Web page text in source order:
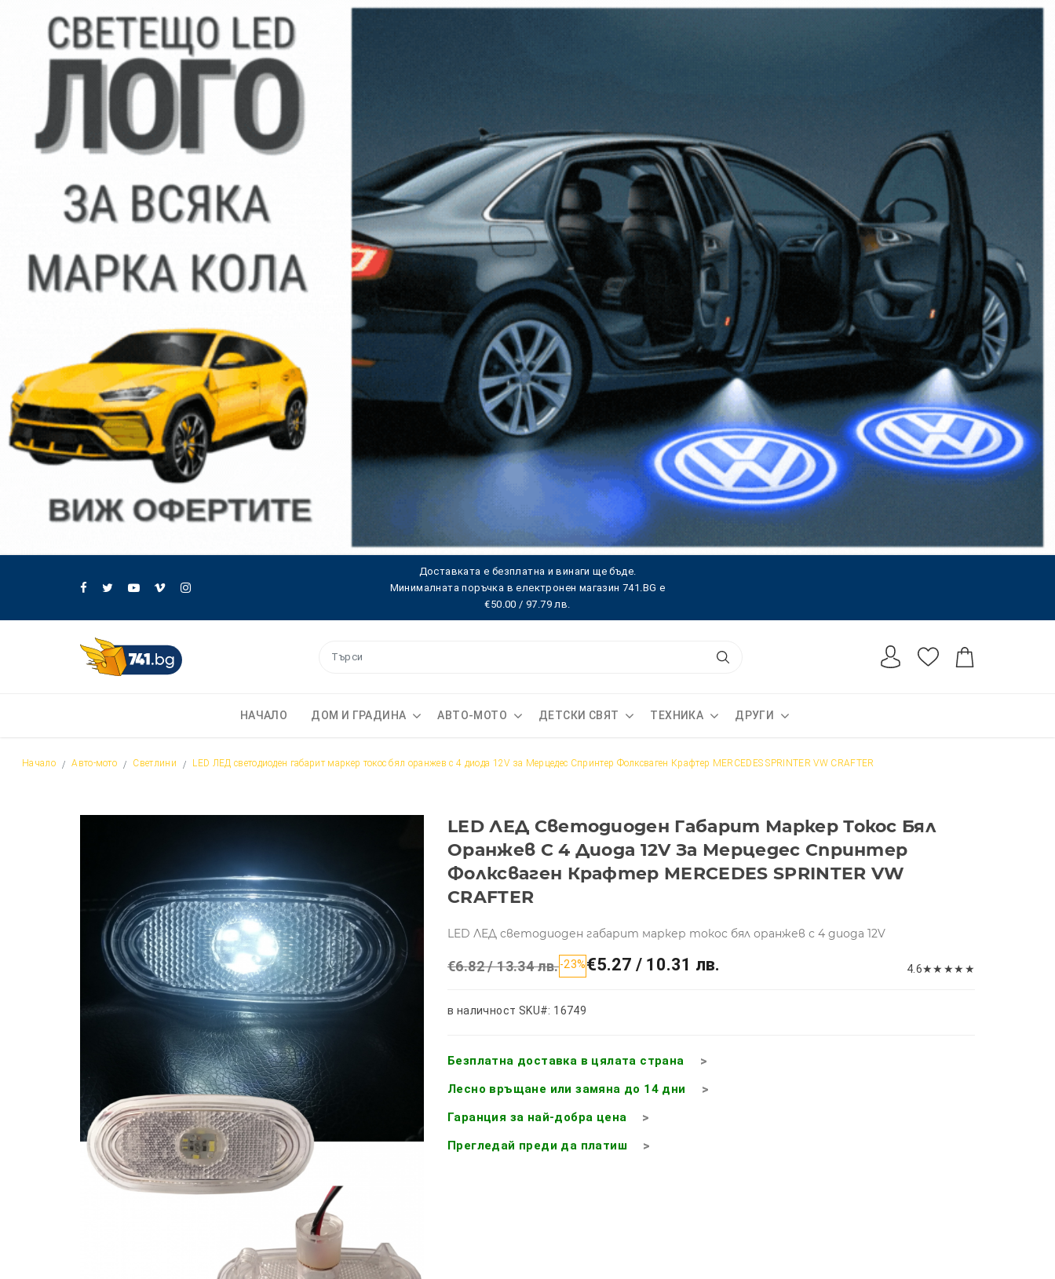
Доставката е безплатна и винаги ще бъде.
Минималната поръчка в електронен магазин 741.BG е
€50.00 / 97.79 лв.
НАЧАЛО ДОМ И ГРАДИНА АВТО-МОТО ДЕТСКИ СВЯТ ТЕХНИКА ДРУГИ
Начало Авто-мото Светлини LED ЛЕД светодиоден габарит маркер токос бял оранжев с 4 диода 12V за Мерцедес Спринтер Фолксваген Крафтер MERCEDES SPRINTER VW CRAFTER
LED ЛЕД Светодиоден Габарит Маркер Токос Бял
Оранжев С 4 Диода 12V За Мерцедес Спринтер
Фолксваген Крафтер MERCEDES SPRINTER VW
CRAFTER
LED ЛЕД светодиоден габарит маркер токос бял оранжев с 4 диода 12V
€6.82 / 13.34 лв.-23%€5.27 / 10.31 лв. 4.6★★ ★★ ★
в наличност SKU#: 16749
Безплатна доставка в цялата страна
Лесно връщане или замяна до 14 дни
Гаранция за най-добра цена
Прегледай преди да платиш